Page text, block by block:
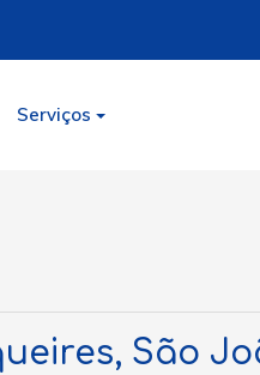
Serviços
São